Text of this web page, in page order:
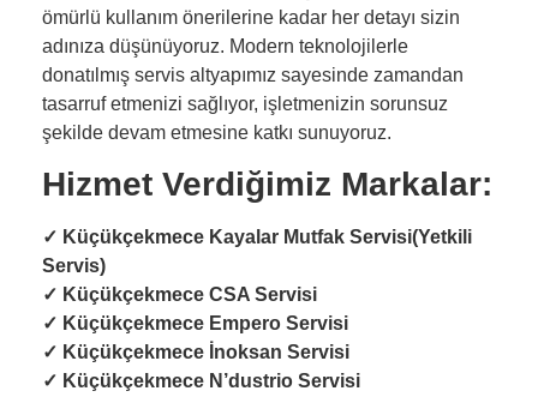
ömürlü kullanım önerilerine kadar her detayı sizin
adınıza düşünüyoruz. Modern teknolojilerle
donatılmış servis altyapımız sayesinde zamandan
tasarruf etmenizi sağlıyor, işletmenizin sorunsuz
şekilde devam etmesine katkı sunuyoruz.
Hizmet Verdiğimiz Markalar:
✓ Küçükçekmece Kayalar Mutfak Servisi(Yetkili
Servis)
✓ Küçükçekmece CSA Servisi
✓ Küçükçekmece Empero Servisi
✓ Küçükçekmece İnoksan Servisi
✓ Küçükçekmece N’dustrio Servisi